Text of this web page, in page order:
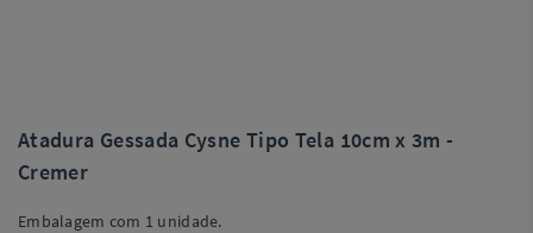
Atadura Gessada Cysne Tipo Tela 10cm x 3m -
Cremer
Embalagem com 1 unidade.